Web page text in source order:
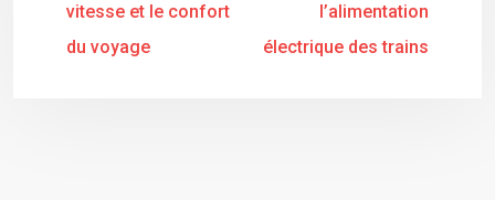
vitesse et le confort
du voyage
l’alimentation
électrique des trains